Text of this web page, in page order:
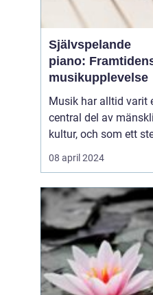
Självspelande
piano:
musikupplevelse
Musik har alltid varit
central del av
kultur, och som ett
dess kontinuerliga
utveckling har det
börjat ta en allt
plats i våra liv. Från
tidigare ha betraktats
som en ex...
08 april 2024